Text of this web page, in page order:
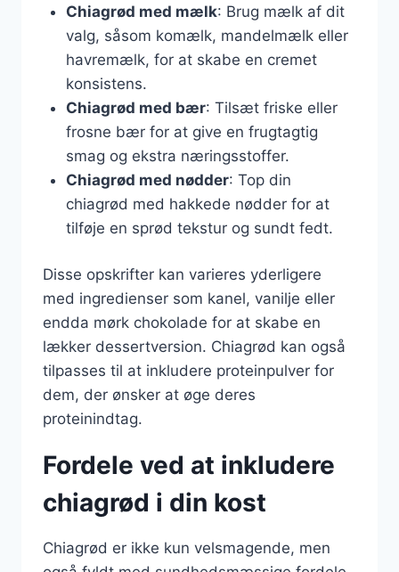
Chiagrød med mælk: Brug mælk af dit
valg, såsom komælk, mandelmælk eller
havremælk, for at skabe en cremet
konsistens.
Chiagrød med bær: Tilsæt friske eller
frosne bær for at give en frugtagtig
smag og ekstra næringsstoffer.
Chiagrød med nødder: Top din
chiagrød med hakkede nødder for at
tilføje en sprød tekstur og sundt fedt.
Disse opskrifter kan varieres yderligere
med ingredienser som kanel, vanilje eller
endda mørk chokolade for at skabe en
lækker dessertversion. Chiagrød kan også
tilpasses til at inkludere proteinpulver for
dem, der ønsker at øge deres
proteinindtag.
Fordele ved at inkludere
chiagrød i din kost
Chiagrød er ikke kun velsmagende, men